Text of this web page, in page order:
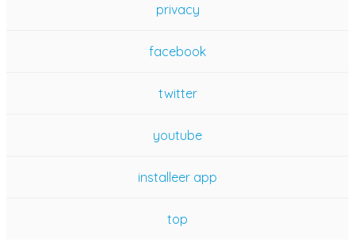
privacy
facebook
twitter
youtube
installeer app
top